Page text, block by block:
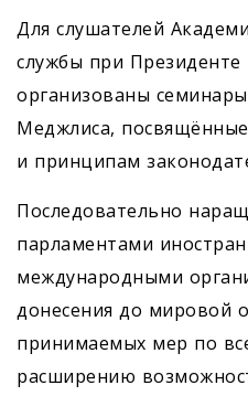
Для слушателей
службы при
организованы
Меджлиса,
и принципам
Последовательно
парламентами
международными
донесения до мировой
принимаемых мер по
расширению